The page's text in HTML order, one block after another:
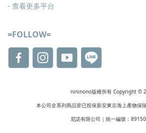
- 查看更多平台
=FOLLOW=
nininono版權所有 Copyright ©
本公司全系列商品皆已投保新安東京海上產物保
尼諾有限公司｜統一編號：